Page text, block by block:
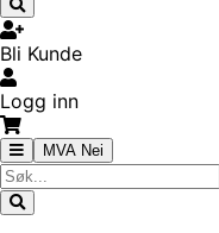
Bli Kunde
Logg inn
MVA Nei